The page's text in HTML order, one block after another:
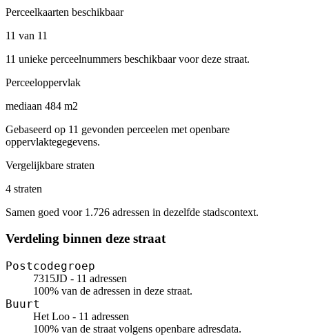
Perceelkaarten beschikbaar
11 van 11
11 unieke perceelnummers beschikbaar voor deze straat.
Perceeloppervlak
mediaan 484 m2
Gebaseerd op 11 gevonden perceelen met openbare
oppervlaktegegevens.
Vergelijkbare straten
4 straten
Samen goed voor 1.726 adressen in dezelfde stadscontext.
Verdeling binnen deze straat
Postcodegroep
7315JD - 11 adressen
100% van de adressen in deze straat.
Buurt
Het Loo - 11 adressen
100% van de straat volgens openbare adresdata.